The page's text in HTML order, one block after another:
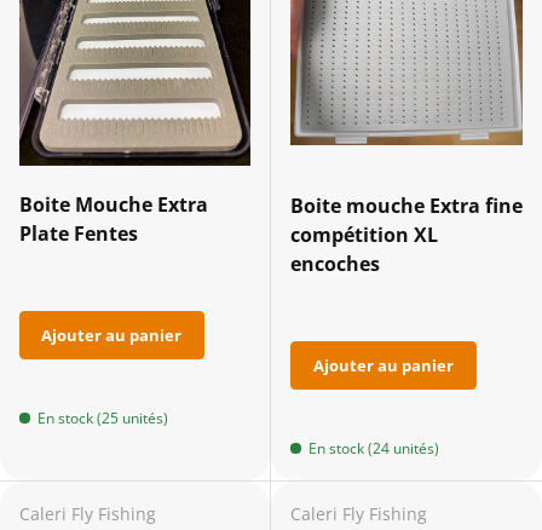
Boite Mouche Extra
Plate Fentes
Ajouter au panier
En stock (25 unités)
Boite mouche Extra fine
compétition XL
encoches
Ajouter au panier
En stock (24 unités)
Caleri Fly Fishing Caleri Fly Fishing